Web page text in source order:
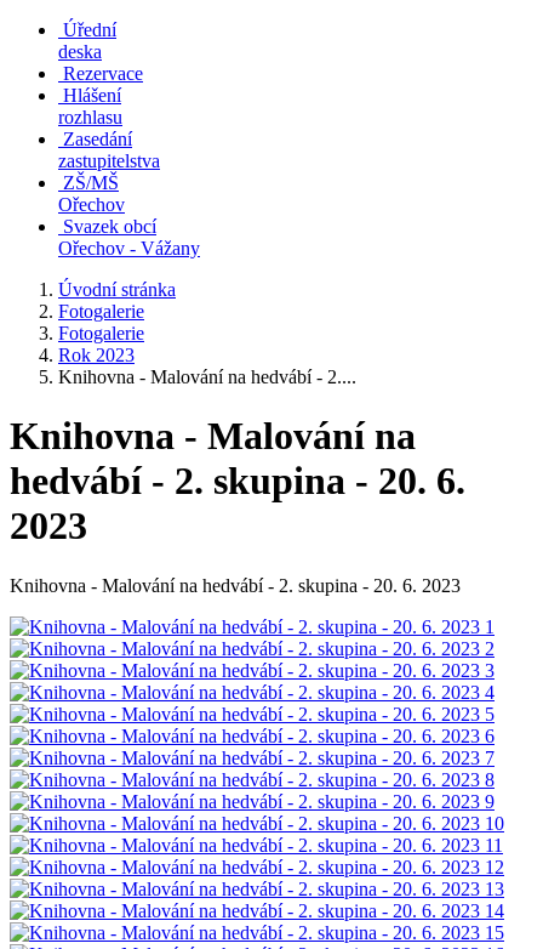
Úřední
deska
Rezervace
Hlášení
rozhlasu
Zasedání
zastupitelstva
ZŠ/MŠ
Ořechov
Svazek obcí
Ořechov - Vážany
Úvodní stránka
Fotogalerie
Fotogalerie
Rok 2023
Knihovna - Malování na hedvábí - 2....
Knihovna - Malování na
hedvábí - 2. skupina - 20. 6.
2023
Knihovna - Malování na hedvábí - 2. skupina - 20. 6. 2023